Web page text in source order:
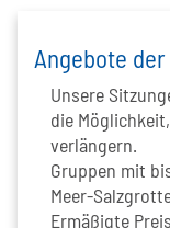
Angebote
Unsere
die
verlängern.
Gruppen mit
Meer-
Ermäßigte